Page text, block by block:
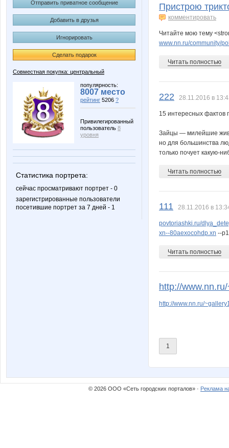
Отправить приватное сообщение
Добавить в друзья
Игнорировать
Сделать подарок
Совместная покупка: центральный
популярность:
8007 место
рейтинг 5206 ?
Привилегированный
пользователь 8
уровня
Статистика портрета:
сейчас просматривают портрет - 0
зарегистрированные пользователи
посетившие портрет за 7 дней - 1
anela2005 anniiss
kitten7
Пристрою
комментировать
Читайте мою тему
www.nn.ru/community/
Читать полностью
222 28.11.2016 в
15 интересных фактов
Зайцы — милейшие
но для большинства
только почует какую-
Читать полностью
111 28.11.2016 в
povtoriashki.ru/
xn--80aexocohdp.xn --
Читать полностью
http://
http://www.nn.ru/
1
© 2026 ООО «Сеть городских порталов» · Реклама